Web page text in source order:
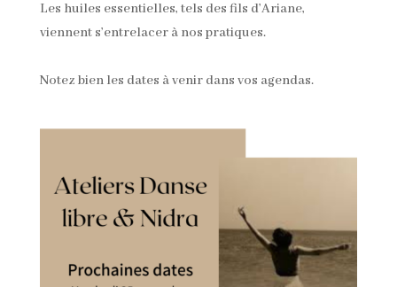
Les huiles essentielles, tels des fils d’Ariane,
viennent s’entrelacer à nos pratiques.
Notez bien les dates à venir dans vos agendas.